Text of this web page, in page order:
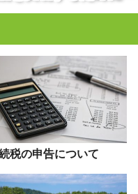
税の申告について